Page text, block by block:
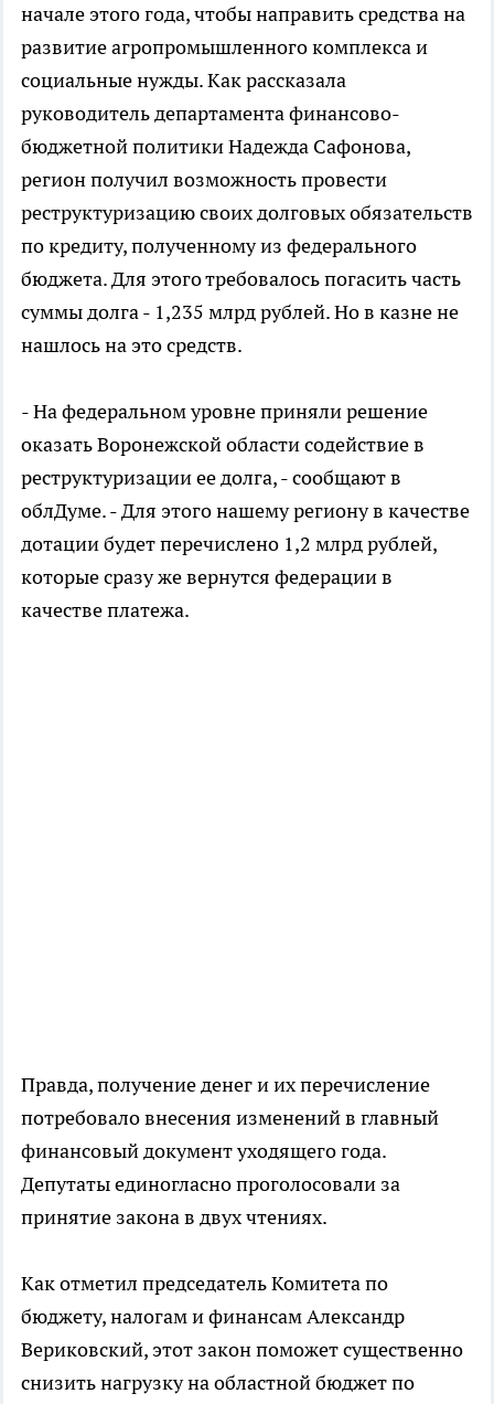
начале этого года, чтобы направить средства на
развитие агропромышленного комплекса и
социальные нужды. Как рассказала
руководитель департамента финансово-
бюджетной политики Надежда Сафонова,
регион получил возможность провести
реструктуризацию своих долговых обязательств
по кредиту, полученному из федерального
бюджета. Для этого требовалось погасить часть
суммы долга - 1,235 млрд рублей. Но в казне не
нашлось на это средств.
- На федеральном уровне приняли решение
оказать Воронежской области содействие в
реструктуризации ее долга, - сообщают в
облДуме. - Для этого нашему региону в качестве
дотации будет перечислено 1,2 млрд рублей,
которые сразу же вернутся федерации в
качестве платежа.
Правда, получение денег и их перечисление
потребовало внесения изменений в главный
финансовый документ уходящего года.
Депутаты единогласно проголосовали за
принятие закона в двух чтениях.
Как отметил председатель Комитета по
бюджету, налогам и финансам Александр
Вериковский, этот закон поможет существенно
снизить нагрузку на областной бюджет по